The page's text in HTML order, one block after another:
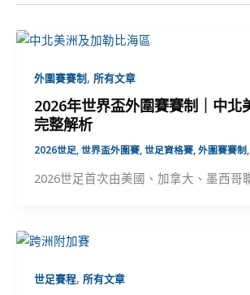
外圍賽賽制, 所有文章
2026年世界盃外圍賽賽制｜中北
完整解析
2026世足 世界盃外圍賽, 世足資格賽, 外圍賽賽制,
2026世足首次由美國、加拿大、墨西哥
世足賽程, 所有文章